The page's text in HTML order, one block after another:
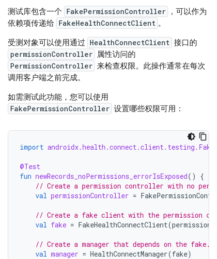
测试库包含一个 FakePermissionController
，可以作为
依赖项传递给 FakeHealthConnectClient 。
受测对象可以使用通过 HealthConnectClient 接口的
permissionController 属性访问的
PermissionController 来检查权限。此操作通常在每次
调用客户端之前完成。
如需测试此功能，您可以使用
FakePermissionController 设置哪些权限可用：
import
@Test
fun newRecords_noPermissions_errorIsExposed()
{
// Create a permission controller with no
val permissionController =
// Create a fake client with the permission
val fake = FakeHealthConnectClient(
// Create a manager that depends on the fake.
val manager = HealthConnectManager(fake)